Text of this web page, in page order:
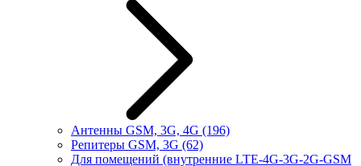
Антенны GSM, 3G, 4G (196)
Репитеры GSM, 3G (62)
Для помещений (внутренние LTE-4G-3G-2G-GSM